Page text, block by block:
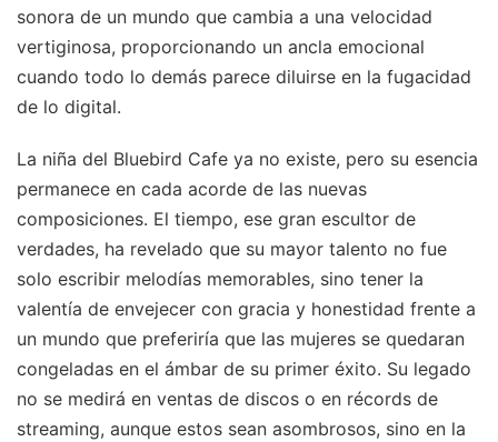
sonora de un mundo que cambia a una velocidad
vertiginosa, proporcionando un ancla emocional
cuando todo lo demás parece diluirse en la fugacidad
de lo digital.
La niña del Bluebird Cafe ya no existe, pero su esencia
permanece en cada acorde de las nuevas
composiciones. El tiempo, ese gran escultor de
verdades, ha revelado que su mayor talento no fue
solo escribir melodías memorables, sino tener la
valentía de envejecer con gracia y honestidad frente a
un mundo que preferiría que las mujeres se quedaran
congeladas en el ámbar de su primer éxito. Su legado
no se medirá en ventas de discos o en récords de
streaming, aunque estos sean asombrosos, sino en la